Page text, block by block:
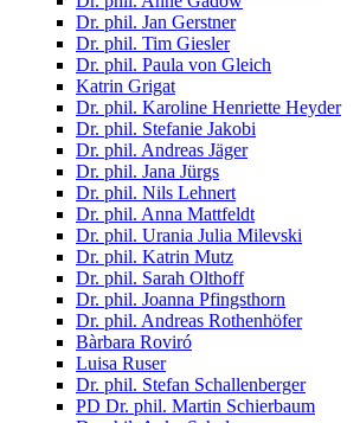
Dr. phil. Jan Gerstner
Dr. phil. Tim Giesler
Dr. phil. Paula von Gleich
Katrin Grigat
Dr. phil. Karoline Henriette Heyder
Dr. phil. Stefanie Jakobi
Dr. phil. Andreas Jäger
Dr. phil. Jana Jürgs
Dr. phil. Nils Lehnert
Dr. phil. Anna Mattfeldt
Dr. phil. Urania Julia Milevski
Dr. phil. Katrin Mutz
Dr. phil. Sarah Olthoff
Dr. phil. Joanna Pfingsthorn
Dr. phil. Andreas Rothenhöfer
Bàrbara Roviró
Luisa Ruser
Dr. phil. Stefan Schallenberger
PD Dr. phil. Martin Schierbaum